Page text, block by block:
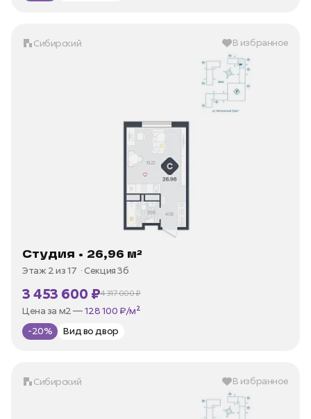
Сибирский В избранное
Студия • 26,96 м²
Этаж 2 из 17 Секция 3б
3 453 600 ₽4 317 000 ₽
В ипотеку —от 16 565 ₽/мес
Цена за м2 —
-20% Вид во двор
Сибирский В избранное